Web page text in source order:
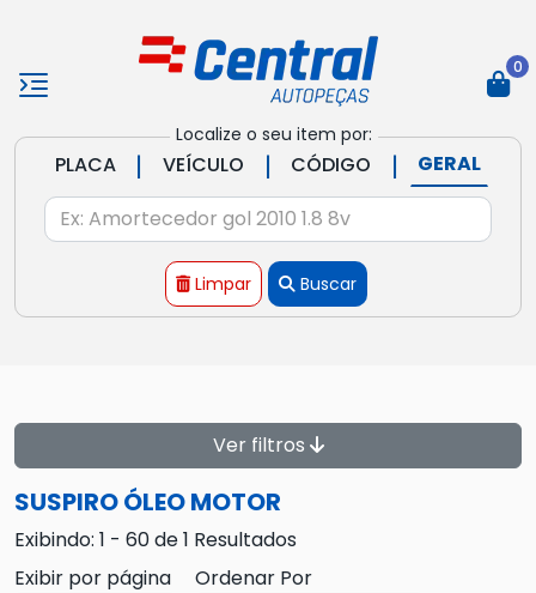
Localize o seu item por:
PLACA | VEÍCULO | CÓDIGO | GERAL
Limpar Buscar
0
Ver filtros
SUSPIRO ÓLEO MOTOR
Exibindo: 1 - 60 de 1 Resultados
Exibir por página
Ordenar Por